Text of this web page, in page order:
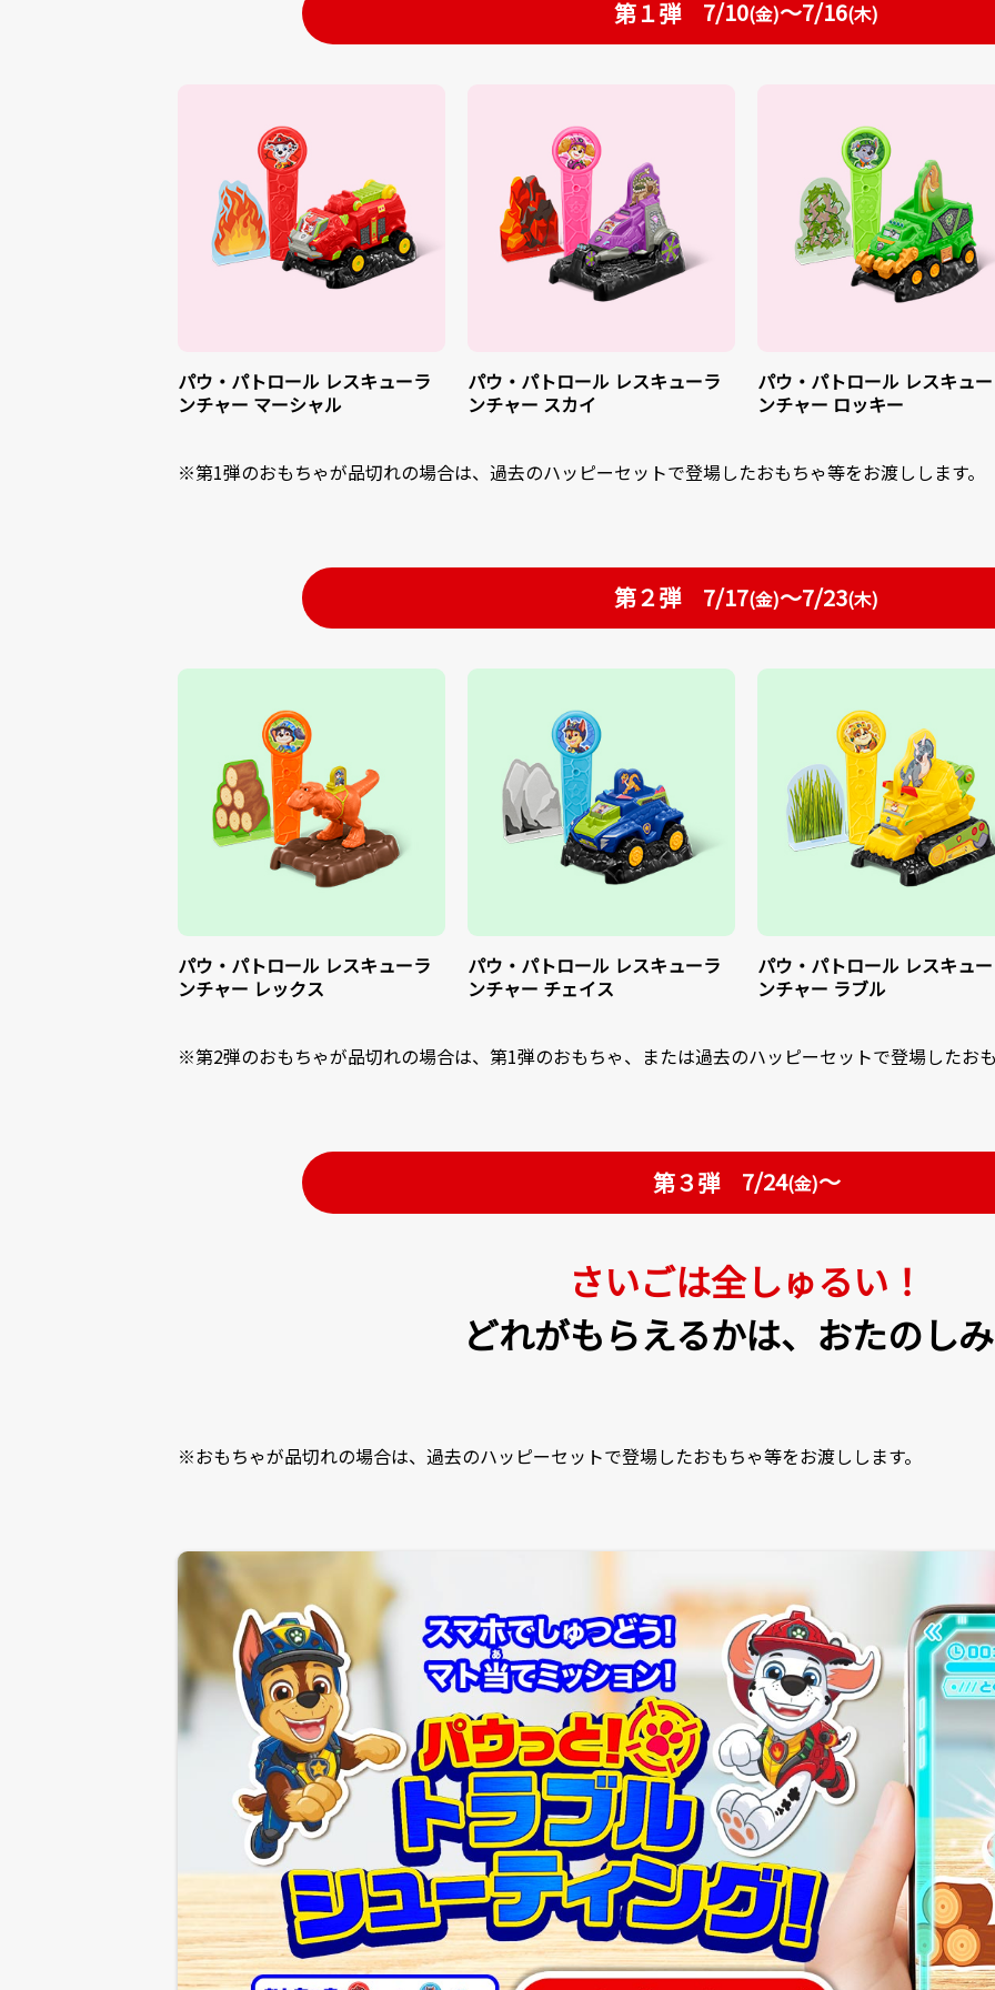
第１弾 7/10(金)～7/16(木)
パウ・パトロール レスキューラ
ンチャー マーシャル
パウ・パトロール レスキューラ
ンチャー スカイ
パウ・パトロール レスキュ
ンチャー ロッキー
※第1弾のおもちゃが品切れの場合は、過去のハッピーセットで登場したおもちゃ等をお渡しします。
第２弾 7/17(金)～7/23(木)
パウ・パトロール レスキューラ
ンチャー レックス
パウ・パトロール レスキューラ
ンチャー チェイス
パウ・パトロール レスキュ
ンチャー ラブル
※第2弾のおもちゃが品切れの場合は、第1弾のおもちゃ、または過去のハッピーセットで登場したお
第３弾 7/24(金)～
さいごは全しゅるい！
どれがもらえるかは、おたのし
※おもちゃが品切れの場合は、過去のハッピーセットで登場したおもちゃ等をお渡しします。